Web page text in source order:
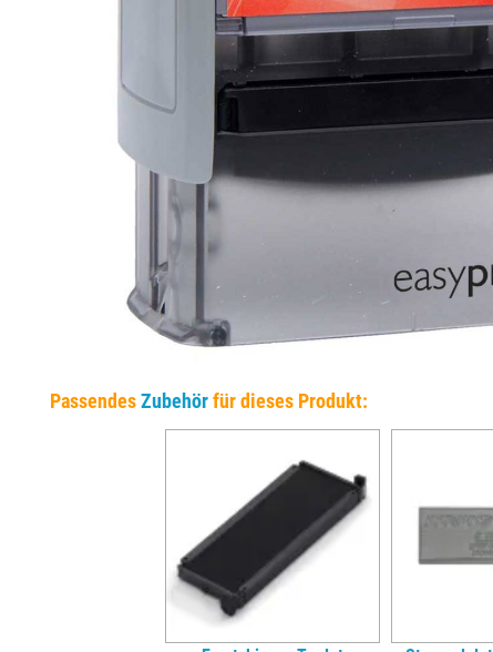
EINSÄTZE FÜR TRODAT PRÄGEZANGEN
DELRINPLATTEN FÜR PRÄGEZANGEN
PassendesZubehörfür dieses Produkt: